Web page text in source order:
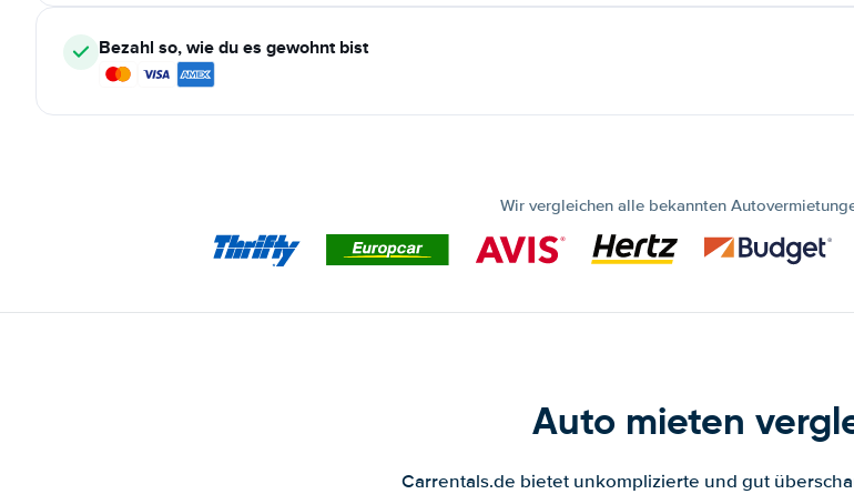
Bezahl so, wie du es gewohnt bist
Wir vergleichen alle bekannten
Auto mieten
Carrentals.de bietet unkomplizierte und gut